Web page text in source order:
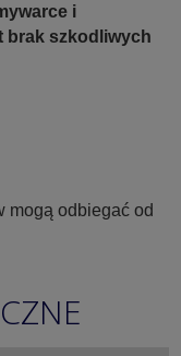
i
brak szkodliwych
mogą odbiegać od